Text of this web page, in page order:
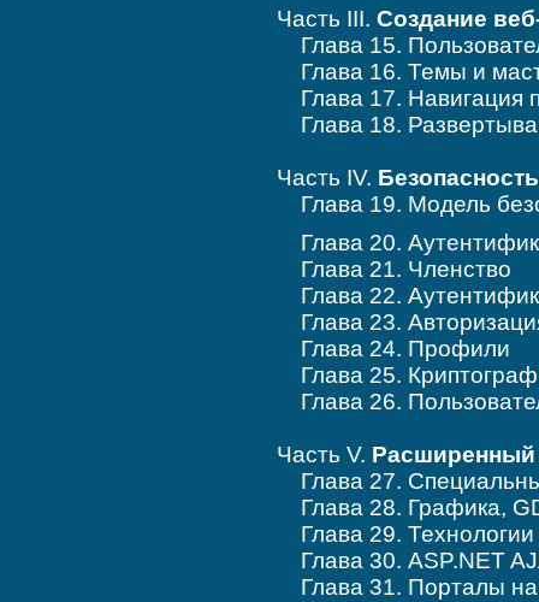
Часть III. Создание
Глава 15.
Глава 16. Темы и
Глава 17. Навигация
Глава 18.
Часть IV. Безопасность
Глава 19. Модель
Глава 20.
Глава 21. Членство
Глава 22.
Глава 23.
Глава 24. Профили
Глава 25.
Глава 26.
Часть V. Расширенный
Глава 27.
Глава 28. Графика,
Глава 29.
Глава 30. ASP.NET
Глава 31. Порталы на